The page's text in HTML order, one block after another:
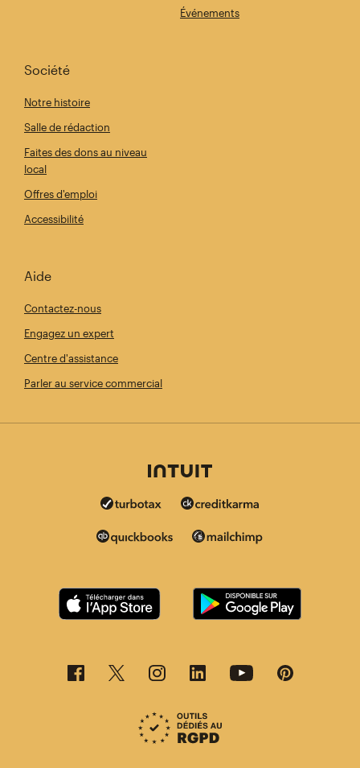
Événements
Société
Notre histoire
Salle de rédaction
Faites des dons au niveau
local
Offres d'emploi
Accessibilité
Aide
Contactez-nous
Engagez un expert
Centre d'assistance
Parler au service commercial